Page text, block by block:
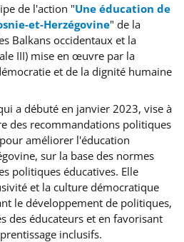
de l'action "Une éducation de
et-Herzégovine" de la
Balkans occidentaux et la
III) mise en œuvre par la
et de la dignité humaine
a débuté en janvier 2023, vise à
des recommandations politiques
améliorer l'éducation
sur la base des normes
politiques éducatives. Elle
et la culture démocratique
le développement de politiques,
des éducateurs et en favorisant
inclusifs.